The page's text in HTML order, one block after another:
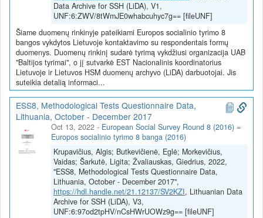
Data Archive for SSH (LiDA), V1,
UNF:6:ZWV/8tWmJE0whabcuhyc7g== [fileUNF]
Šiame duomenų rinkinyje pateikiami Europos socialinio tyrimo 8
bangos vykdytos Lietuvoje kontaktavimo su respondentais formų
duomenys. Duomenų rinkinį sudarė tyrimą vykdžiusi organizacija UAB
"Baltijos tyrimai", o jį sutvarkė EST Nacionalinis koordinatorius
Lietuvoje ir Lietuvos HSM duomenų archyvo (LiDA) darbuotojai. Jis
suteikia detalią informaci...
ESS8, Methodological Tests Questionnaire Data,
Lithuania, October - December 2017
Oct 13, 2022 - European Social Survey Round 8 (2016) =
Europos socialinio tyrimo 8 banga (2016)
Krupavičius, Algis; Butkevičienė, Eglė; Morkevičius,
Vaidas; Šarkutė, Ligita; Žvaliauskas, Giedrius, 2022,
"ESS8, Methodological Tests Questionnaire Data,
Lithuania, October - December 2017",
https://hdl.handle.net/21.12137/SV2KZI, Lithuanian Data
Archive for SSH (LiDA), V3,
UNF:6:97od2tpHV/nCsHWrUOWz9g== [fileUNF]